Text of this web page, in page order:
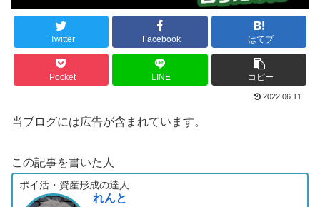
Twitter Facebook はてブ
Pocket LINE コピー
2022.06.11
当ブログには広告が含まれています。
この記事を書いた人
ポイ活・資産形成の達人
れんと